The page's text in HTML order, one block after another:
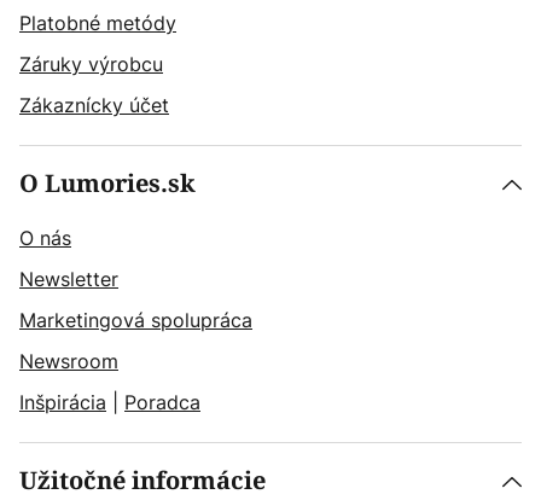
Platobné metódy
Záruky výrobcu
Zákaznícky účet
O Lumories.sk
O nás
Newsletter
Marketingová spolupráca
Newsroom
Inšpirácia
Poradca
Užitočné informácie